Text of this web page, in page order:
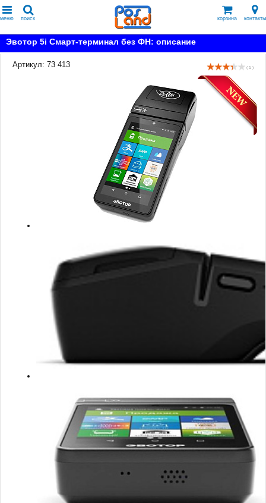
меню поиск корзина контакты
Эвотор 5i Смарт-терминал без ФН: описание
Артикул: 73 413 ( 1 )